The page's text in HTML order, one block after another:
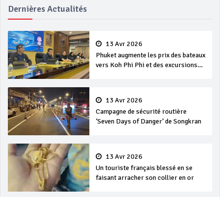
Dernières Actualités
13 Avr 2026
Phuket augmente les prix des bateaux
vers Koh Phi Phi et des excursions
13 Avr 2026
Campagne de sécurité routière
‘Seven Days of Danger’ de Songkran
13 Avr 2026
Un touriste français blessé en se
faisant arracher son collier en or